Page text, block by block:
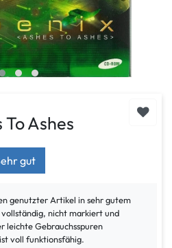
Ashes
gut
genutzter Artikel in sehr gutem
nicht markiert und
leichte Gebrauchsspuren
voll funktionsfähig.